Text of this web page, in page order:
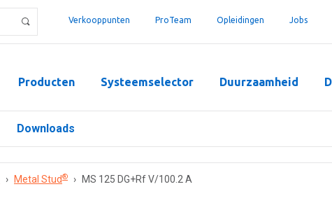
Verkooppunten ProTeam Opleidingen Jobs
Producten Systeemselector Duurzaamheid
Downloads
› Metal Stud® › MS 125 DG+Rf V/100.2 A